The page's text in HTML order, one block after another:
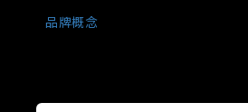
品牌概念